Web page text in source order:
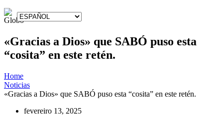
«Gracias a Dios» que SABÓ puso esta
“cosita” en este retén.
Home
Noticias
«Gracias a Dios» que SABÓ puso esta “cosita” en este retén.
fevereiro 13, 2025